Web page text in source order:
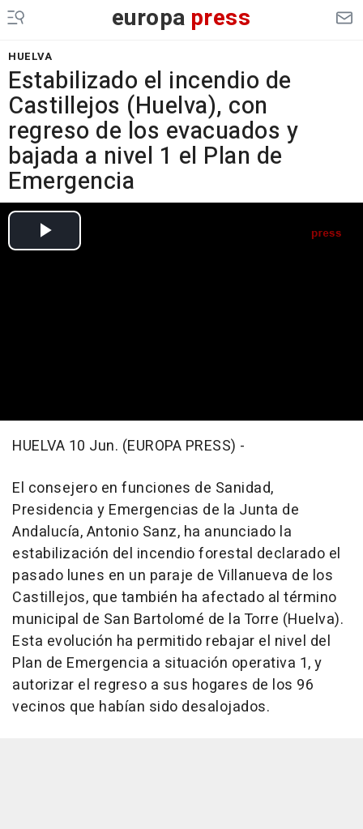
europa press
HUELVA
Estabilizado el incendio de
Castillejos (Huelva), con
regreso de los evacuados y
bajada a nivel 1 el Plan de
Emergencia
HUELVA 10 Jun. (EUROPA PRESS) -
El consejero en funciones de Sanidad,
Presidencia y Emergencias de la Junta de
Andalucía, Antonio Sanz, ha anunciado la
estabilización del incendio forestal declarado el
pasado lunes en un paraje de Villanueva de los
Castillejos, que también ha afectado al término
municipal de San Bartolomé de la Torre (Huelva).
Esta evolución ha permitido rebajar el nivel del
Plan de Emergencia a situación operativa 1, y
autorizar el regreso a sus hogares de los 96
vecinos que habían sido desalojados.